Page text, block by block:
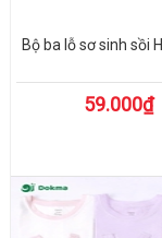
Bộ ba lỗ sơ sinh sồi
59.000₫